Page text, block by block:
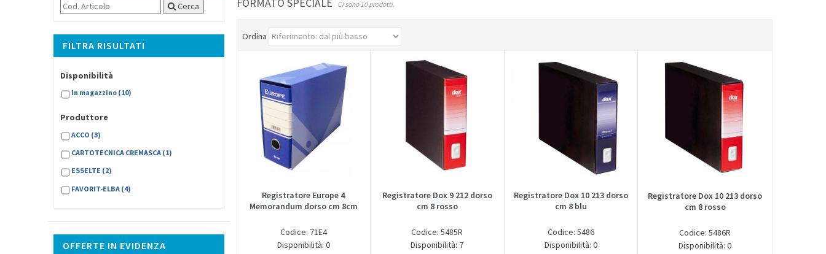
Cerca
FILTRA RISULTATI
Disponibilità
In magazzino (10)
Produttore
ACCO (3)
CARTOTECNICA CREMASCA (1)
ESSELTE (2)
FAVORIT-ELBA (4)
OFFERTE IN EVIDENZA
Ci sono 10 prodotti.
Ordina
Registratore Europe 4
Memorandum dorso cm 8cm
Codice: 71E4
Disponibilità: 0
Registratore Dox 9 212 dorso
cm 8 rosso
Codice: 5485R
Disponibilità: 7
Registratore Dox 10 213 dorso
cm 8 blu
Codice: 5486
Disponibilità: 0
Registratore Dox 10 213 dorso
cm 8 rosso
Codice: 5486R
Disponibilità: 0